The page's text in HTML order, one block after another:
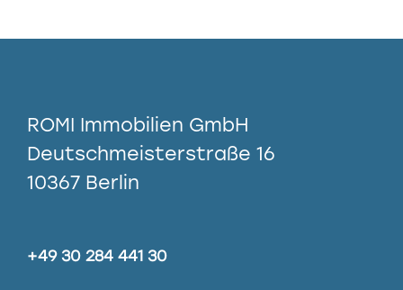
ROMI Immobilien GmbH
Deutschmeisterstraße 16
10367 Berlin
+49 30 284 441 30